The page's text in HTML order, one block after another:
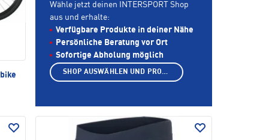
Wähle jetzt deinen INTERSPORT Shop
aus und erhalte:
Verfügbare Produkte in deiner Nähe
Persönliche Beratung vor Ort
Sofortige Abholung möglich
SHOP AUSWÄHLEN UND PRODUKTE ANZEIGEN